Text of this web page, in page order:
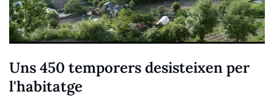
Uns 450 temporers desisteixen per
l'habitatge